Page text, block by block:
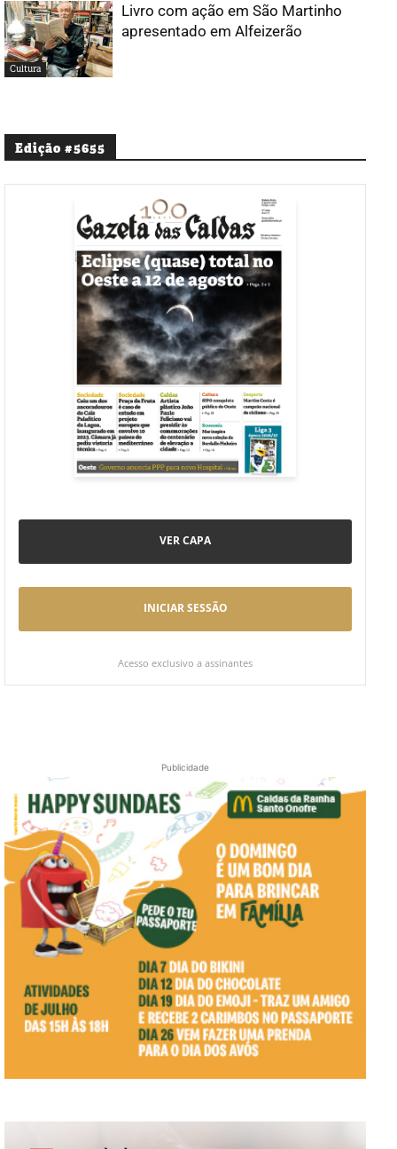
Cultura
Livro com ação em São Martinho
apresentado em Alfeizerão
Edição #5655
VER CAPA
INICIAR SESSÃO
Acesso exclusivo a assinantes
Publicidade